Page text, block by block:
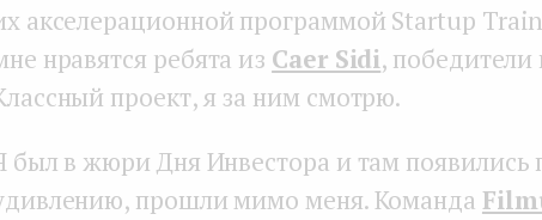
акселерационной программой Startup
нравятся ребята из Caer Sidi, победители
проект, я за ним смотрю.
был в жюри Дня Инвестора и там появились
прошли мимо меня. Команда